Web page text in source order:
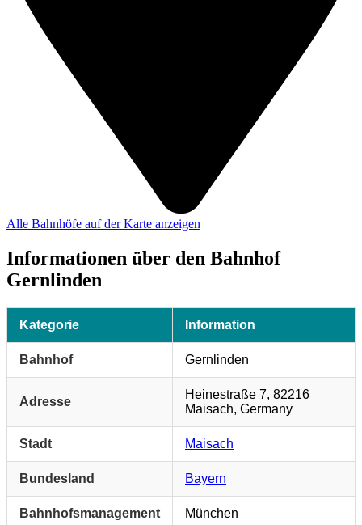
Alle Bahnhöfe auf der Karte anzeigen
Informationen über den Bahnhof
Gernlinden
Kategorie Information
Bahnhof Gernlinden
Adresse
Heinestraße 7, 82216
Maisach, Germany
Stadt Maisach
Bundesland Bayern
Bahnhofsmanagement München